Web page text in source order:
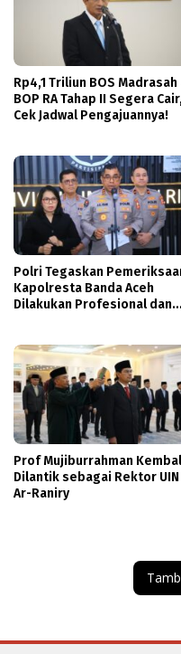
Rp4,1 Triliun BOS Madrasah
BOP RA Tahap II Segera Cair,
Cek Jadwal Pengajuannya!
Polri Tegaskan
Kapolresta Banda Aceh
Dilakukan Profesional dan
Prof Mujiburrahman
Dilantik sebagai Rektor UIN
Ar-Raniry